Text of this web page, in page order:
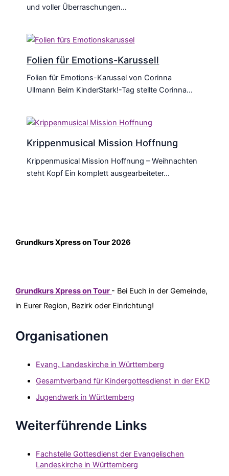
und voller Überraschungen…
Folien für Emotions-Karussell
Folien für Emotions-Karussel von Corinna
Ullmann Beim KinderStark!-Tag stellte Corinna…
Krippenmusical Mission Hoffnung
Krippenmusical Mission Hoffnung – Weihnachten
steht Kopf Ein komplett ausgearbeiteter…
Grundkurs Xpress on Tour 2026
Grundkurs Xpress on Tour - Bei Euch in der Gemeinde,
in Eurer Region, Bezirk oder Einrichtung!
Organisationen
Evang. Landeskirche in Württemberg
Gesamtverband für Kindergottesdienst in der EKD
Jugendwerk in Württemberg
Weiterführende Links
Fachstelle Gottesdienst der Evangelischen
Landeskirche in Württemberg